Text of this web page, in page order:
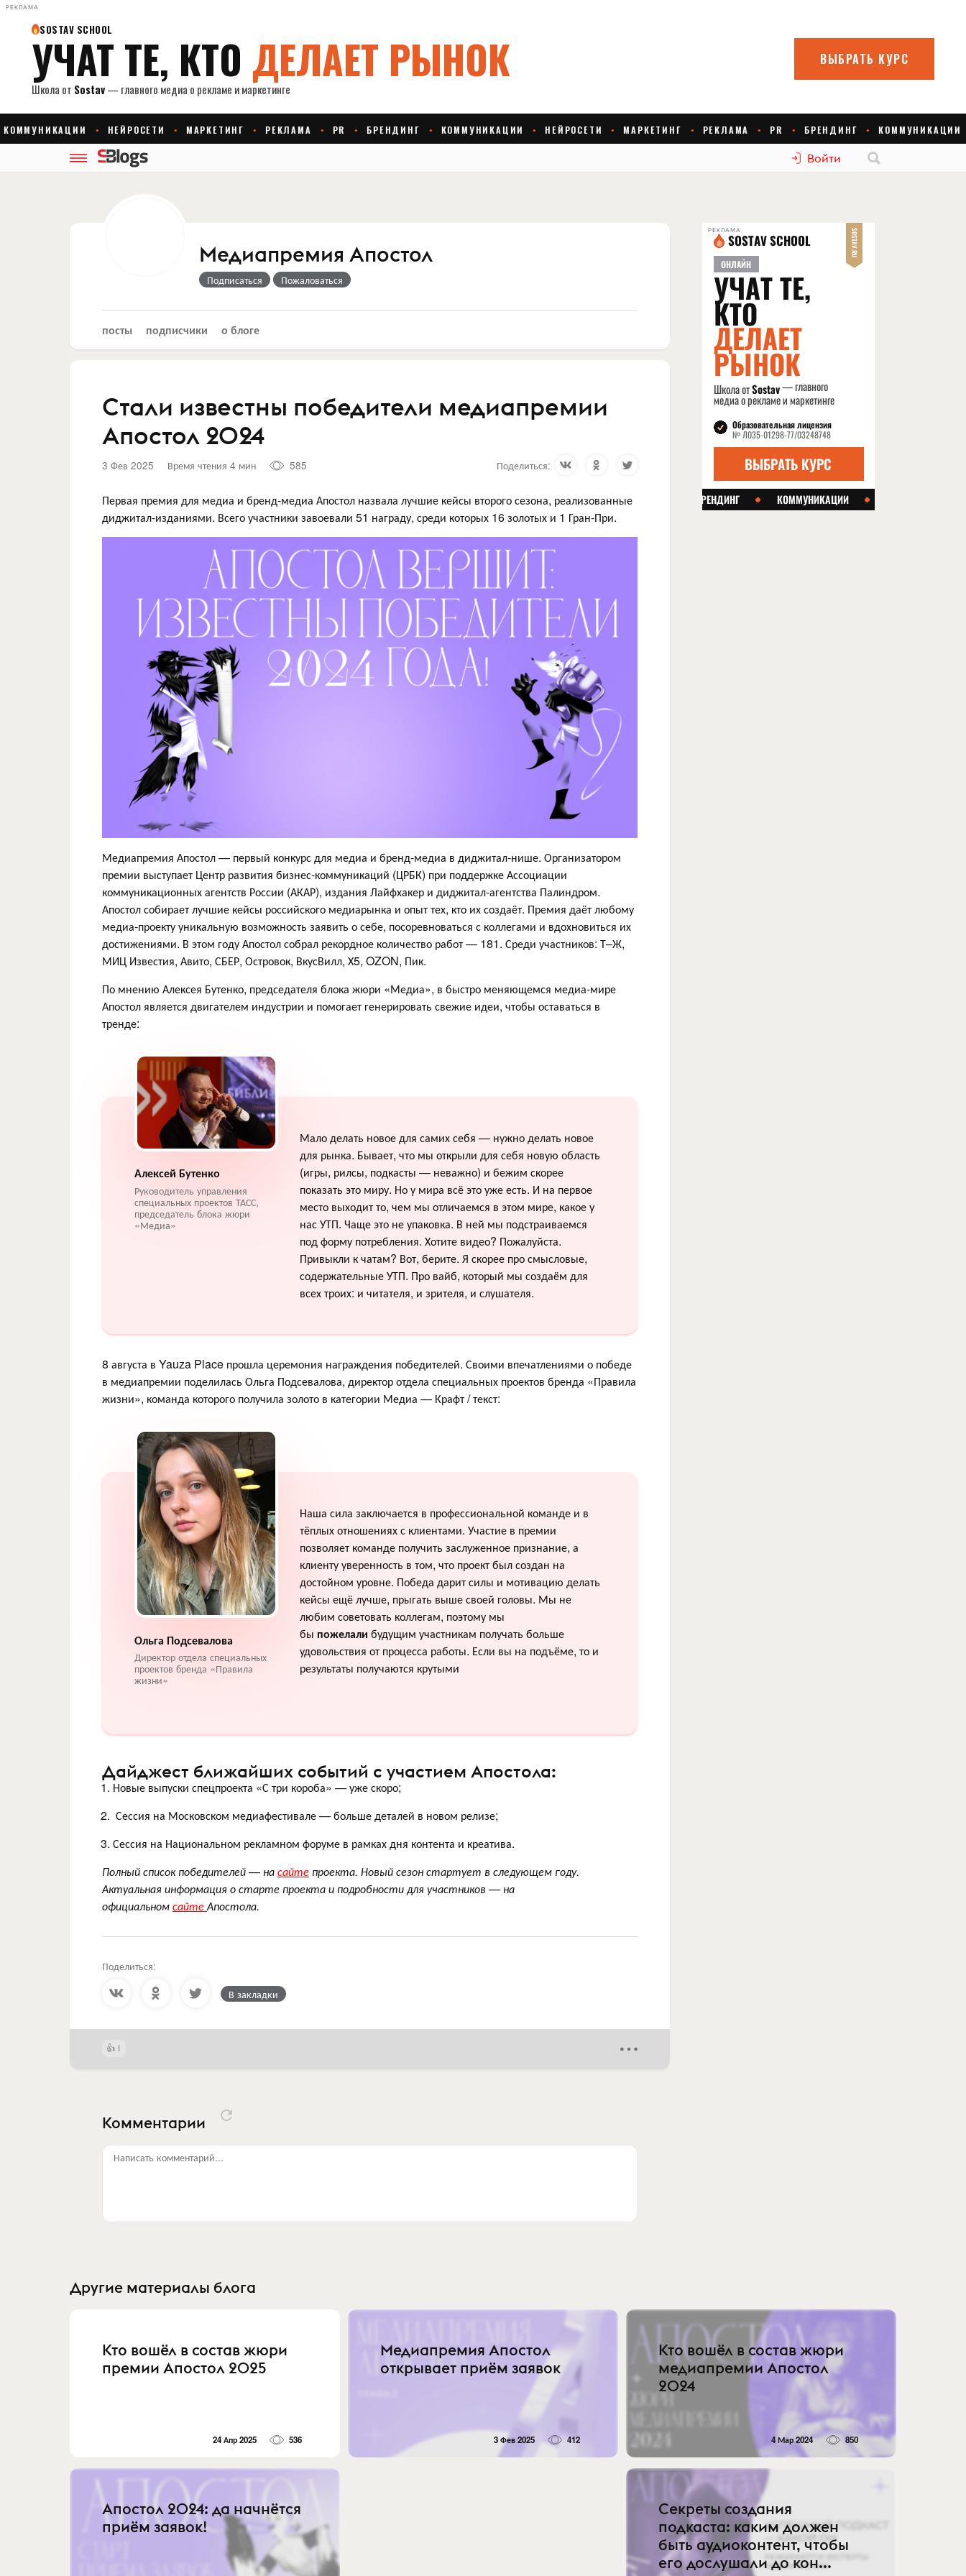
РЕКЛАМА
Войти
Медиапремия Апостол
Подписаться Пожаловаться
посты подписчики о блоге
Стали известны победители медиапремии
Апостол 2024
3 Фев 2025 Время чтения 4 мин 585 Поделиться:
Первая премия для медиа и бренд-медиа Апостол назвала лучшие кейсы второго сезона, реализованные
диджитал-изданиями. Всего участники завоевали 51 награду, среди которых 16 золотых и 1 Гран-При.
Медиапремия Апостол — первый конкурс для медиа и бренд-медиа в диджитал-нише. Организатором
премии выступает Центр развития бизнес-коммуникаций (ЦРБК) при поддержке Ассоциации
коммуникационных агентств России (АКАР), издания Лайфхакер и диджитал-агентства Палиндром.
Апостол собирает лучшие кейсы российского медиарынка и опыт тех, кто их создаёт. Премия даёт любому
медиа-проекту уникальную возможность заявить о себе, посоревноваться с коллегами и вдохновиться их
достижениями. В этом году Апостол собрал рекордное количество работ — 181. Среди участников: Т–Ж,
МИЦ Известия, Авито, СБЕР, Островок, ВкусВилл, Х5, OZON, Пик.
По мнению Алексея Бутенко, председателя блока жюри «Медиа», в быстро меняющемся медиа-мире
Апостол является двигателем индустрии и помогает генерировать свежие идеи, чтобы оставаться в
тренде:
Алексей Бутенко
Руководитель управления
специальных проектов ТАСС,
председатель блока жюри
«Медиа»
Мало делать новое для самих себя — нужно делать новое
для рынка. Бывает, что мы открыли для себя новую область
(игры, рилсы, подкасты — неважно) и бежим скорее
показать это миру. Но у мира всё это уже есть. И на первое
место выходит то, чем мы отличаемся в этом мире, какое у
нас УТП. Чаще это не упаковка. В ней мы подстраиваемся
под форму потребления. Хотите видео? Пожалуйста.
Привыкли к чатам? Вот, берите. Я скорее про смысловые,
содержательные УТП. Про вайб, который мы создаём для
всех троих: и читателя, и зрителя, и слушателя.
8 августа в Yauza Place прошла церемония награждения победителей. Своими впечатлениями о победе
в медиапремии поделилась Ольга Подсевалова, директор отдела специальных проектов бренда «Правила
жизни», команда которого получила золото в категории Медиа — Крафт / текст:
Ольга Подсевалова
Директор отдела специальных
проектов бренда «Правила
жизни»
Наша сила заключается в профессиональной команде и в
тёплых отношениях с клиентами. Участие в премии
позволяет команде получить заслуженное признание, а
клиенту уверенность в том, что проект был создан на
достойном уровне. Победа дарит силы и мотивацию делать
кейсы ещё лучше, прыгать выше своей головы. Мы не
любим советовать коллегам, поэтому мы
бы пожелали будущим участникам получать больше
удовольствия от процесса работы. Если вы на подъёме, то и
результаты получаются крутыми
Дайджест ближайших событий с участием Апостола:
Новые выпуски спецпроекта «С три короба» — уже скоро;
Сессия на Московском медиафестивале — больше деталей в новом релизе;
Сессия на Национальном рекламном форуме в рамках дня контента и креатива.
Полный список победителей— насайтепроекта. Новый сезон стартует в следующем году.
Актуальная информация о старте проекта и подробности для участников — на
официальномсайтеАпостола.
Поделиться:
В закладки
1
Комментарии
Написать комментарий...
РЕКЛАМА
Другие материалы блога
Кто вошёл в состав жюри
премии Апостол 2025
24 Апр 2025 536
Медиапремия Апостол
открывает приём заявок
3 Фев 2025 412
Кто вошёл в состав жюри
медиапремии Апостол
2024
4 Мар 2024 850
Апостол 2024: да начнётся
приём заявок!
Секреты создания
подкаста: каким должен
быть аудиоконтент, чтобы
его дослушали до кон...